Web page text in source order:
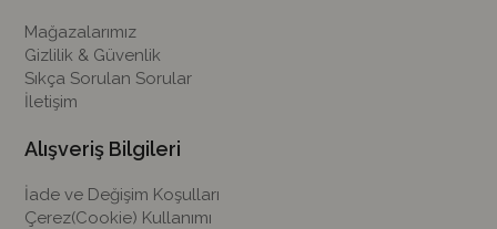
Mağazalarımız
Gizlilik & Güvenlik
Sıkça Sorulan Sorular
İletişim
Alışveriş Bilgileri
İade ve Değişim Koşulları
Çerez(Cookie) Kullanımı